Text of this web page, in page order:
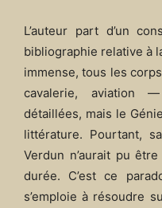
L’auteur part d’un
bibliographie relative à
immense, tous les
cavalerie, aviation
détaillées, mais le
littérature. Pourtant,
Verdun n’aurait pu
durée. C’est ce
s’emploie à résoudre